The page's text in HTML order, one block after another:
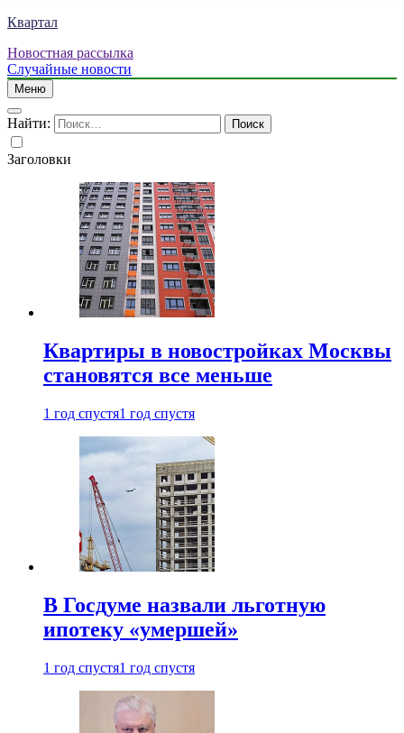
Квартал
Новостная рассылка
Случайные новости
Меню
Найти:
Заголовки
Квартиры в новостройках Москвы
становятся все меньше
1 год спустя1 год спустя
В Госдуме назвали льготную
ипотеку «умершей»
1 год спустя1 год спустя